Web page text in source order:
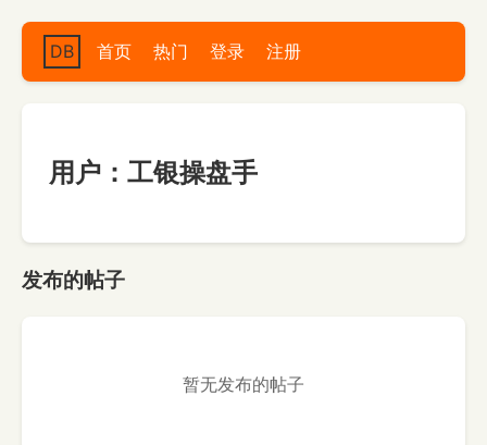
DB 首页 热门 登录 注册
用户：工银操盘手
发布的帖子
暂无发布的帖子